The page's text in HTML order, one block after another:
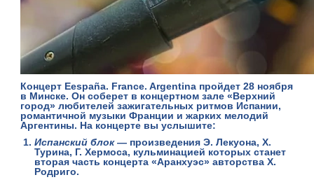
Концерт Eespaña. France. Argentina пройдет 28 ноября
в Минске. Он соберет в концертном зале «Верхний
город» любителей зажигательных ритмов Испании,
романтичной музыки Франции и жарких мелодий
Аргентины. На концерте вы услышите:
Испанский блок— произведения Э. Лекуона, Х.
Турина, Г. Хермоса, кульминацией которых станет
вторая часть концерта «Аранхуэс» авторства Х.
Родриго.